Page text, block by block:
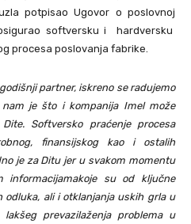
potpisao Ugovor o poslovnoj
softversku i hardversku
procesa poslovanja fabrike.
partner, iskreno se radujemo
je što i kompanija Imel može
Softversko praćenje procesa
finansijskog kao i ostalih
je za Ditu jer u svakom momentu
informacijamakoje su od ključne
odluka, ali i otklanjanja uskih grla u
prevazilaženja problema u